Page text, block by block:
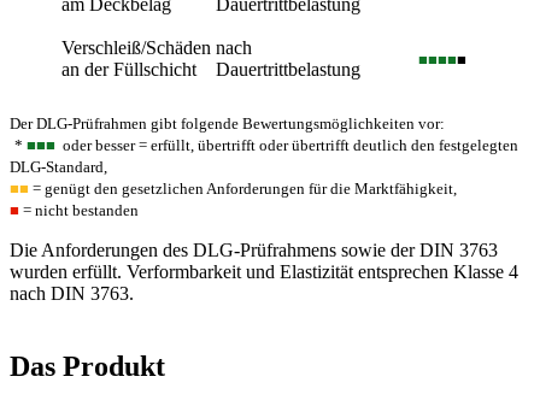
am Deckbelag Dauertrittbelastung
Verschleiß/Schäden
an der Füllschicht
nach
Dauertrittbelastung
■■■■■
Der DLG-Prüfrahmen gibt folgende Bewertungsmöglichkeiten vor:
* ■■■ oder besser = erfüllt, übertrifft oder übertrifft deutlich den festgelegten
DLG-Standard,
■■ = genügt den gesetzlichen Anforderungen für die Marktfähigkeit,
■ = nicht bestanden
Die Anforderungen des DLG-Prüfrahmens sowie der DIN 3763
wurden erfüllt. Verformbarkeit und Elastizität entsprechen Klasse 4
nach DIN 3763.
Das Produkt